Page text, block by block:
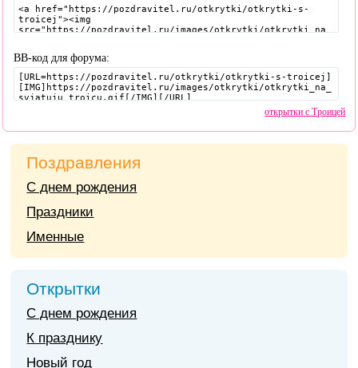
BB-код для форума:
открытки с Троицей
Поздравления
С днем рождения
Праздники
Именные
Открытки
С днем рождения
К празднику
Новый год